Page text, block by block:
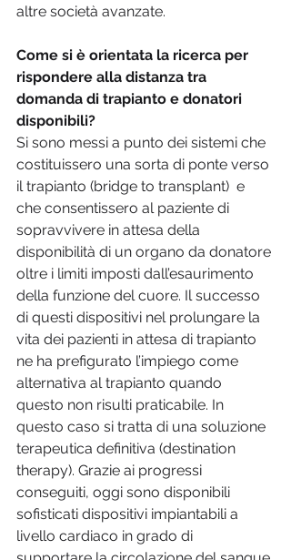
altre società avanzate.
Come si è orientata la ricerca per
rispondere alla distanza tra
domanda di trapianto e donatori
disponibili?
Si sono messi a punto dei sistemi che
costituissero una sorta di ponte verso
il trapianto (bridge to transplant)  e
che consentissero al paziente di
sopravvivere in attesa della
disponibilità di un organo da donatore
oltre i limiti imposti dall’esaurimento
della funzione del cuore. Il successo
di questi dispositivi nel prolungare la
vita dei pazienti in attesa di trapianto
ne ha prefigurato l’impiego come
alternativa al trapianto quando
questo non risulti praticabile. In
questo caso si tratta di una soluzione
terapeutica definitiva (destination
therapy). Grazie ai progressi
conseguiti, oggi sono disponibili
sofisticati dispositivi impiantabili a
livello cardiaco in grado di